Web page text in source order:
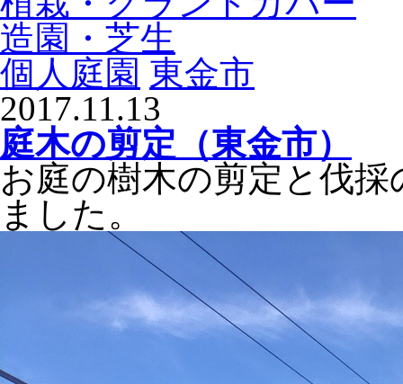
造園・芝生
個人庭園 東金市
2017.11.13
庭木の剪定（東金市）
お庭の樹木の剪定と伐
ました。